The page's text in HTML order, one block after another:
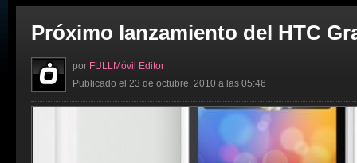
Próximo lanzamiento del HTC
por FULLMóvil Editor
Publicado el 23 de octubre, 2010 a las 05:46